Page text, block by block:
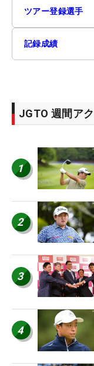
ツアー登録選手
記録成績
JGTO 週間ア
1
2
3
4